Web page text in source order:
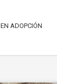
EN ADOPCIÓN